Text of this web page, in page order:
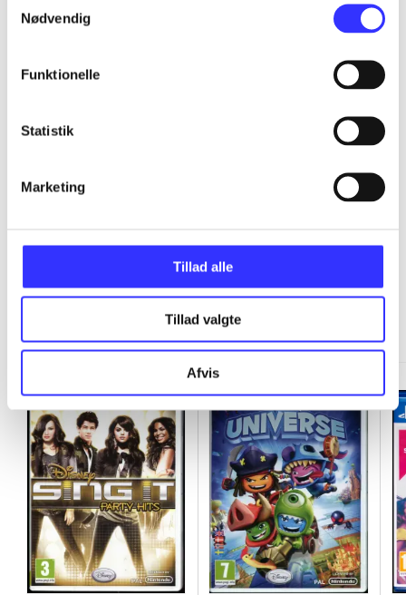
Nødvendig
Funktionelle
Statistik
Marketing
Tillad alle
Tillad valgte
Afvis
...